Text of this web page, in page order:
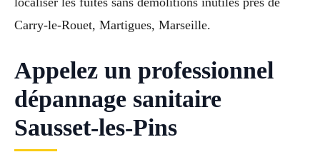
Carry-le-Rouet, Martigues, Marseille.
Appelez un professionnel
dépannage sanitaire
Sausset-les-Pins